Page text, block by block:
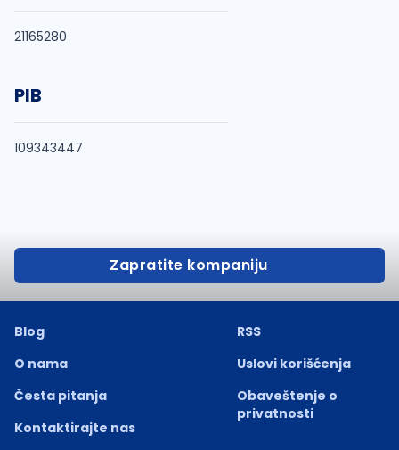
21165280
PIB
109343447
Zapratite kompaniju
Blog
O nama
Česta pitanja
Kontaktirajte nas
RSS
Uslovi korišćenja
Obaveštenje o
privatnosti